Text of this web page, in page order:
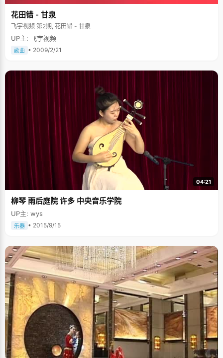
花田错 - 甘泉
飞宇视频 第2期, 花田错 - 甘泉
UP主: 飞宇视频
歌曲 • 2009/2/21
04:21
柳琴 雨后庭院 许多 中央音乐学院
UP主: wys
乐器 • 2015/9/15